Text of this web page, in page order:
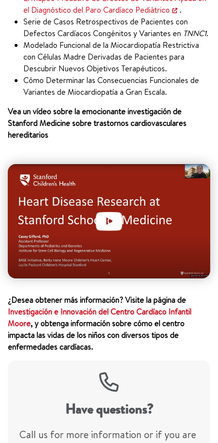
el Diagnóstico del Paro Cardíaco Pediátrico
.
Serie de Casos Retrospectivos de Pacientes con
Defectos Cardíacos Congénitos y Variantes en TNNC1.
Modelado Funcional de la Miocardiopatía Restrictiva
con Células Madre Derivadas de Pacientes para
Descubrir Nuevos Objetivos Terapéuticos.
Cómo Determinar las Consecuencias Funcionales de
Variantes de Miocardiopatía a Gran Escala.
Vea un vídeo sobre la emocionante investigación de
Stanford Medicine sobre trastornos cardiovasculares
hereditarios
¿Desea obtener más información? Visite la página de
Investigación e Innovación del Centro Cardíaco Infantil
Moore, y obtenga información sobre cómo el centro
impacta las vidas de los niños con diversos tipos de
enfermedades cardíacas.
Have questions?
Call us for more information or if you are